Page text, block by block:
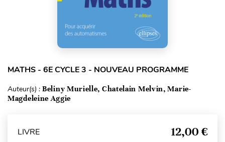
MATHS - 6E CYCLE 3 - NOUVEAU PROGRAMME
Auteur(s) : Beliny Murielle, Chatelain Melvin, Marie-
Magdeleine Aggie
LIVRE 12,00 €